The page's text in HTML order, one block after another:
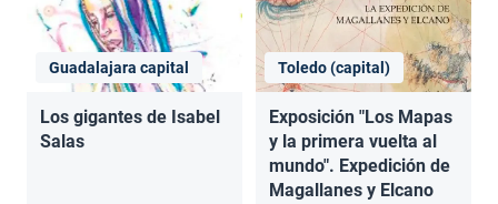
Guadalajara capital
Los gigantes de Isabel
Salas
Toledo (capital)
Exposición "Los Mapas
y la primera vuelta al
mundo". Expedición de
Magallanes y Elcano